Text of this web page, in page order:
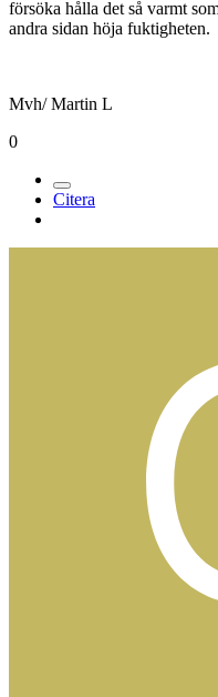
försöka hålla det så varmt
andra sidan höja fuktigheten.
Mvh/ Martin L
0
Citera